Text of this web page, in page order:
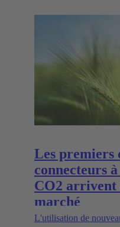
série Han® E dans les
Les premiers
connecteurs
CO2 arrivent
marché
L'utilisation de